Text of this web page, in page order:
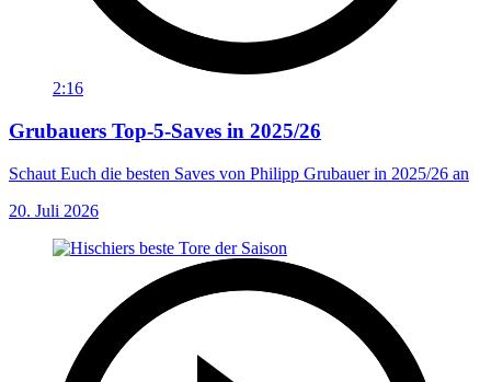
2:16
Grubauers Top-5-Saves in 2025/26
Schaut Euch die besten Saves von Philipp Grubauer in 2025/26 an
20. Juli 2026